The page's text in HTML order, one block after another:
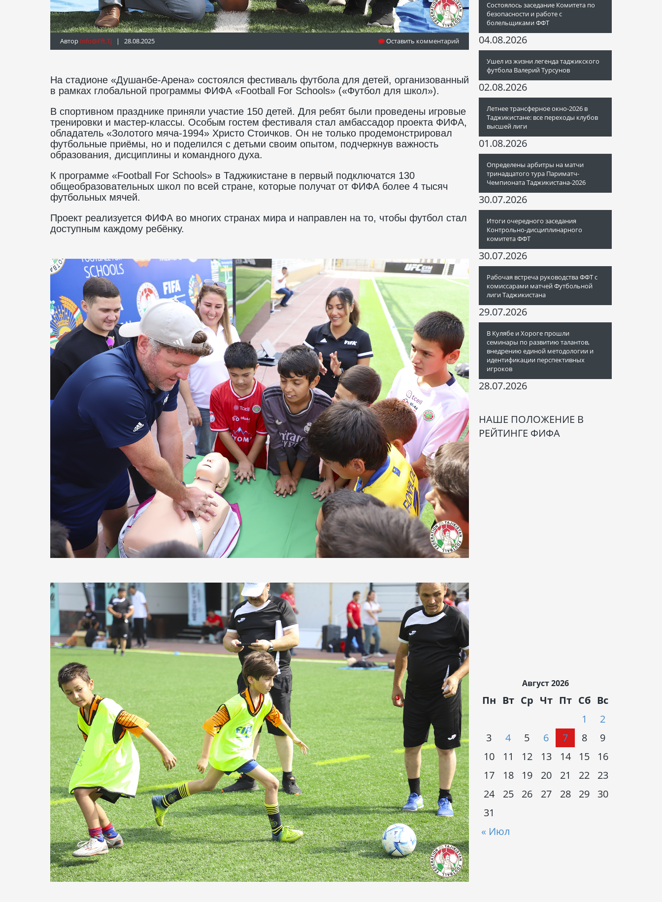
Автор Info@fft.tj | 28.08.2025 Оставить комментарий
На стадионе «Душанбе-Арена» состоялся фестиваль футбола для детей, организованный
в рамках глобальной программы ФИФА «Football For Schools» («Футбол для школ»).
В спортивном празднике приняли участие 150 детей. Для ребят были проведены игровые
тренировки и мастер-классы. Особым гостем фестиваля стал амбассадор проекта ФИФА,
обладатель «Золотого мяча-1994» Христо Стоичков. Он не только продемонстрировал
футбольные приёмы, но и поделился с детьми своим опытом, подчеркнув важность
образования, дисциплины и командного духа.
К программе «Football For Schools» в Таджикистане в первый подключатся 130
общеобразовательных школ по всей стране, которые получат от ФИФА более 4 тысяч
футбольных мячей.
Проект реализуется ФИФА во многих странах мира и направлен на то, чтобы футбол стал
доступным каждому ребёнку.
Состоялось заседание Комитета по
безопасности и работе с
болельщиками ФФТ
04.08.2026
Ушел из жизни легенда таджикского
футбола Валерий Турсунов
02.08.2026
Летнее трансферное окно-2026 в
Таджикистане: все переходы клубов
высшей лиги
01.08.2026
Определены арбитры на матчи
тринадцатого тура Париматч-
Чемпионата Таджикистана-2026
30.07.2026
Итоги очередного заседания
Контрольно-дисциплинарного
комитета ФФТ
30.07.2026
Рабочая встреча руководства ФФТ с
комиссарами матчей Футбольной
лиги Таджикистана
29.07.2026
В Кулябе и Хороге прошли
семинары по развитию талантов,
внедрению единой методологии и
идентификации перспективных
игроков
28.07.2026
НАШЕ ПОЛОЖЕНИЕ В
РЕЙТИНГЕ ФИФА
Август 2026
Пн Вт Ср Чт Пт Сб Вс
« Июл
1
2
3
4 5 6 7 8
9
10
11 12 13 14 15
16
17
18 19 20 21 22
23
24
25 26 27 28 29
30
31